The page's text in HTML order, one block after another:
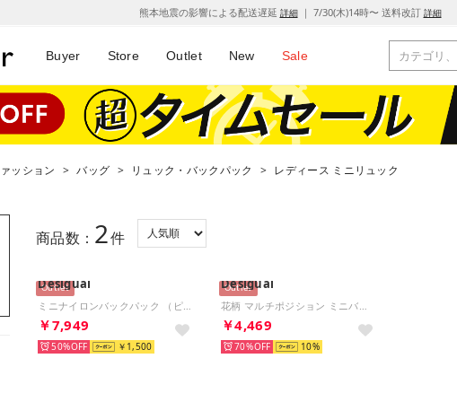
熊本地震の影響による配送遅延 詳細｜ 7/30(木)14時〜 送料改訂 詳細
Buyer Store Outlet New Sale
ッション > バッグ > リュック・バックパック > レディース ミニリュック
商品数： 2件
Outlet
Desigual
ミニナイロンバックパック （ピンク/レッド）
￥7,949
50% ￥1,500
Outlet
Desigual
花柄 マルチポジション ミニバックパック （マルチ）
￥4,469
70% 10